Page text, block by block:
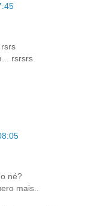
rsrsrs
né?
mais..